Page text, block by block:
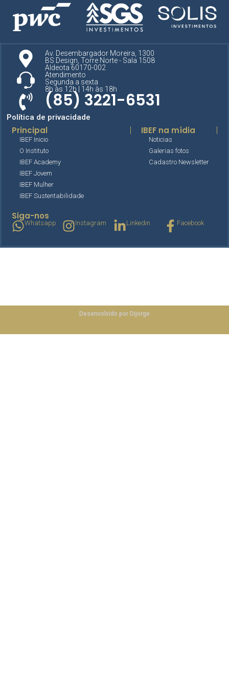
Av. Desembargador Moreira, 1300
BS Design, Torre Norte - Sala 1508
Aldeota 60170-002
Atendimento
Segunda a sexta
8h às 12h | 14h às 18h
(85) 3221-6531
Política de privacidade
Principal
IBEF Inicio
O Instituto
IBEF Academy
IBEF Jovem
IBEF Mulher
IBEF Sustentabilidade
IBEF na mídia
Noticias
Galerias fotos
Cadastro Newsletter
Siga-nos
Whatsapp Instagram Linkedin Facebook
Desenvolvido por Dijorge